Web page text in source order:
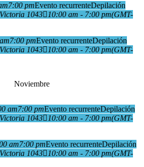
7:00 pmEvento recurrenteDepilación
, Victoria 1043 10:00 am - 7:00 pm(GMT-
7:00 pmEvento recurrenteDepilación
, Victoria 1043 10:00 am - 7:00 pm(GMT-
Noviembre
am7:00 pmEvento recurrenteDepilación
, Victoria 1043 10:00 am - 7:00 pm(GMT-
am7:00 pmEvento recurrenteDepilación
, Victoria 1043 10:00 am - 7:00 pm(GMT-